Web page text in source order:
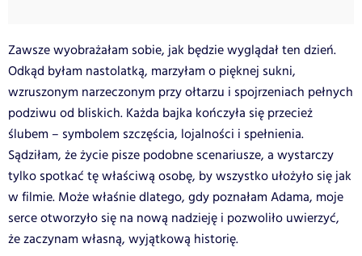
Zawsze wyobrażałam sobie, jak będzie wyglądał ten dzień.
Odkąd byłam nastolatką, marzyłam o pięknej sukni,
wzruszonym narzeczonym przy ołtarzu i spojrzeniach pełnych
podziwu od bliskich. Każda bajka kończyła się przecież
ślubem – symbolem szczęścia, lojalności i spełnienia.
Sądziłam, że życie pisze podobne scenariusze, a wystarczy
tylko spotkać tę właściwą osobę, by wszystko ułożyło się jak
w filmie. Może właśnie dlatego, gdy poznałam Adama, moje
serce otworzyło się na nową nadzieję i pozwoliło uwierzyć,
że zaczynam własną, wyjątkową historię.